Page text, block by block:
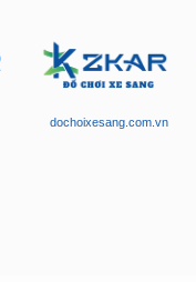
dochoixesang.com.vn